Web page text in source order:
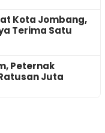
Kota Jombang,
Terima Satu
Peternak
Juta